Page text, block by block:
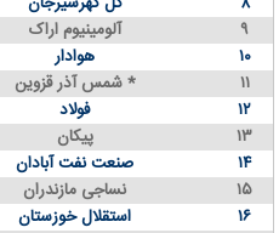
۹
آلومینیوم اراک
۱۰
هوادار
۱۱
شمس آذر قزوین *
۱۲
فولاد
۱۳
پیکان
۱۴
صنعت نفت آبادان
۱۵
نساجی مازندران
۱۶
استقلال خوزستان